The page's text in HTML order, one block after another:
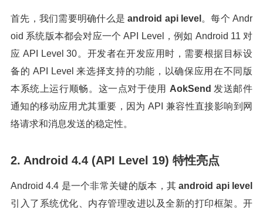
首先，我们需要明确什么是android api level 。每个 Andr
oid 系统版本都会对应一个 API Level，例如 Android 11 对
应 API Level 30。开发者在开发应用时，需要根据目标设
备的 API Level 来选择支持的功能，以确保应用在不同版
本系统上运行顺畅。这一点对于使用 AokSend 发送邮件
通知的移动应用尤其重要，因为 API 兼容性直接影响到网
络请求和消息发送的稳定性。
2. Android 4.4 (API Level 19) 特性亮点
Android 4.4 是一个非常关键的版本，其android api level
引入了系统优化、内存管理改进以及全新的打印框架。开